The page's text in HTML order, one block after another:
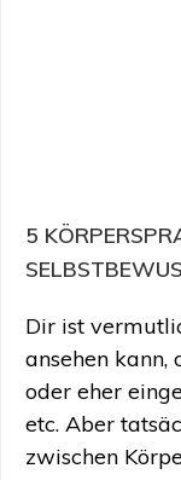
5
Dir ist
ansehen
oder eher
etc. Aber
zwischen